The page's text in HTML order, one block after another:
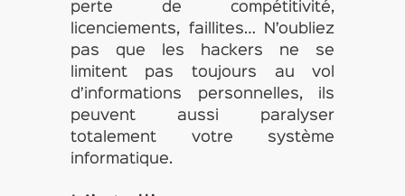
perte de compétitivité,
licenciements, faillites… N’oubliez
pas que les hackers ne se
limitent pas toujours au vol
d’informations personnelles, ils
peuvent aussi paralyser
totalement votre système
informatique.